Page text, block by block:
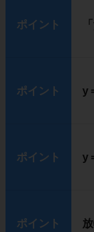
ポイント
ポイント y
ポイント y
ポイント